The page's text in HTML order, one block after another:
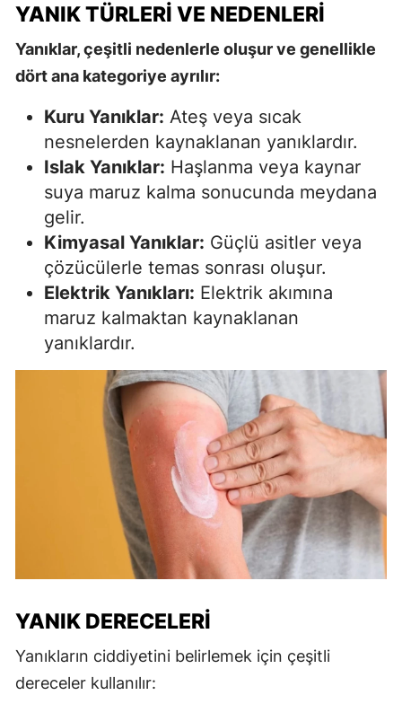
YANIK TÜRLERI VE NEDENLERI
Yanıklar, çeşitli nedenlerle oluşur ve genellikle
dört ana kategoriye ayrılır:
Kuru Yanıklar: Ateş veya sıcak
nesnelerden kaynaklanan yanıklardır.
Islak Yanıklar: Haşlanma veya kaynar
suya maruz kalma sonucunda meydana
gelir.
Kimyasal Yanıklar: Güçlü asitler veya
çözücülerle temas sonrası oluşur.
Elektrik Yanıkları: Elektrik akımına
maruz kalmaktan kaynaklanan
yanıklardır.
YANIK DERECELERI
Yanıkların ciddiyetini belirlemek için çeşitli
dereceler kullanılır: